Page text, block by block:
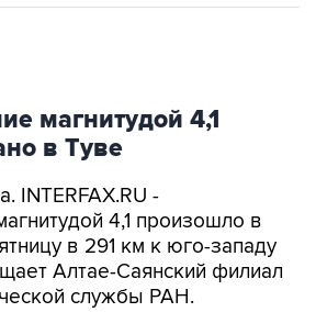
магнитудой 4,1
в Туве
INTERFAX.RU -
4,1 произошло в
в 291 км к юго-западу
Алтае-Саянский филиал
службы РАН.